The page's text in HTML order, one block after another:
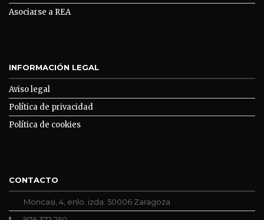
Asociarse a REA
INFORMACIÓN LEGAL
Aviso legal
Política de privacidad
Política de cookies
CONTACTO
Moncasi, 4, enlo. izda. 50006 Zaragoza